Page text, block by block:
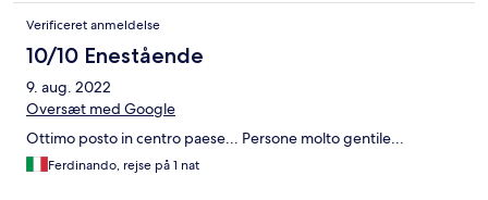
Verificeret anmeldelse
10/10 Enestående
9. aug. 2022
Oversæt med Google
Ottimo posto in centro paese... Persone molto gentile...
Ferdinando, rejse på 1 nat